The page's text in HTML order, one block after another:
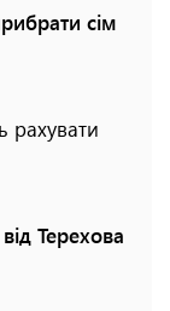
сім
рахувати
Терехова